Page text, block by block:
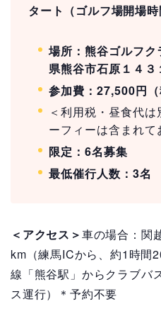
タート（ゴルフ場開場
場所：熊谷ゴルフ
県熊谷市石原１４３
参加費：27,500円（
＜利用税・昼食代
ーフィーは含まれて
限定：6名募集
最低催行人数：3名
＜アクセス＞車の場合：関
km（練馬ICから、約1時間
線「熊谷駅」からクラブバ
ス運行）＊予約不要